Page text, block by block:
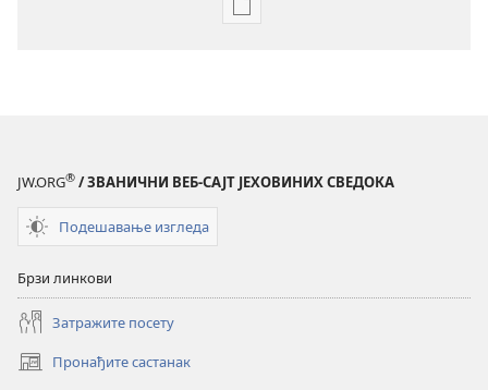
Формати
СЕ!
JW.ORG® / ЗВАНИЧНИ ВЕБ-САЈТ ЈЕХОВИНИХ СВЕДОКА
Подешавање изгледа
Брзи линкови
Затражите посету
Пронађите састанак
(отвара